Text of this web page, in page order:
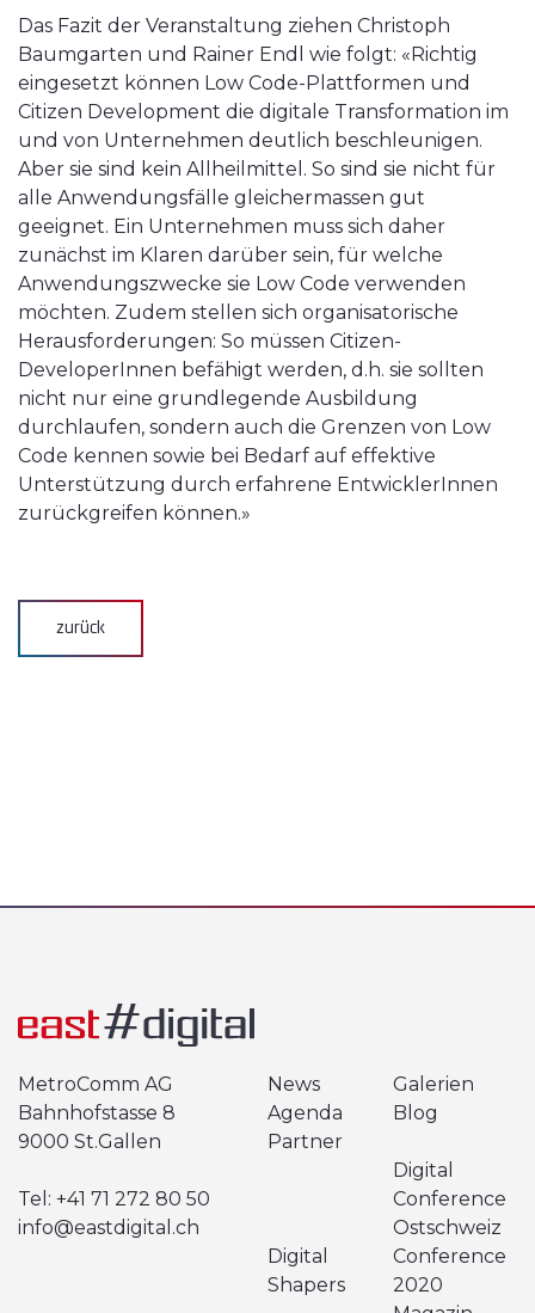
Das Fazit der Veranstaltung ziehen Christoph
Baumgarten und Rainer Endl wie folgt: «Richtig
eingesetzt können Low Code-Plattformen und
Citizen Development die digitale Transformation im
und von Unternehmen deutlich beschleunigen.
Aber sie sind kein Allheilmittel. So sind sie nicht für
alle Anwendungsfälle gleichermassen gut
geeignet. Ein Unternehmen muss sich daher
zunächst im Klaren darüber sein, für welche
Anwendungszwecke sie Low Code verwenden
möchten. Zudem stellen sich organisatorische
Herausforderungen: So müssen Citizen-
DeveloperInnen befähigt werden, d.h. sie sollten
nicht nur eine grundlegende Ausbildung
durchlaufen, sondern auch die Grenzen von Low
Code kennen sowie bei Bedarf auf effektive
Unterstützung durch erfahrene EntwicklerInnen
zurückgreifen können.»
zurück
MetroComm AG
Bahnhofstasse 8
9000 St.Gallen
Tel: +41 71 272 80 50
info@eastdigital.ch
News
Galerien
Agenda
Blog
Partner
Digital
Conference
Ostschweiz
Digital
Shapers
Conference
2020